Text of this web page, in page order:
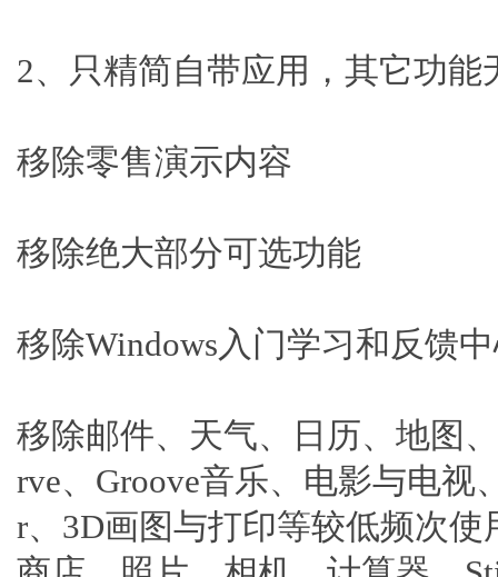
2、只精简自带应用，其它功能
移除零售演示内容
移除绝大部分可选功能
移除Windows入门学习和反馈
移除邮件、天气、日历、地图
rve、Groove音乐、电影与电视
r、3D画图与打印等较低频次